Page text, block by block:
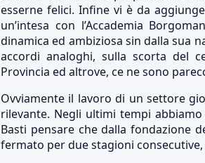
esserne felici. Infine vi è da
un’intesa con l’Accademia
dinamica ed ambiziosa sin dalla sua
accordi analoghi, sulla scorta del
Provincia ed altrove, ce ne sono
Ovviamente il lavoro di un settore
rilevante. Negli ultimi tempi
Basti pensare che dalla fondazione
fermato per due stagioni